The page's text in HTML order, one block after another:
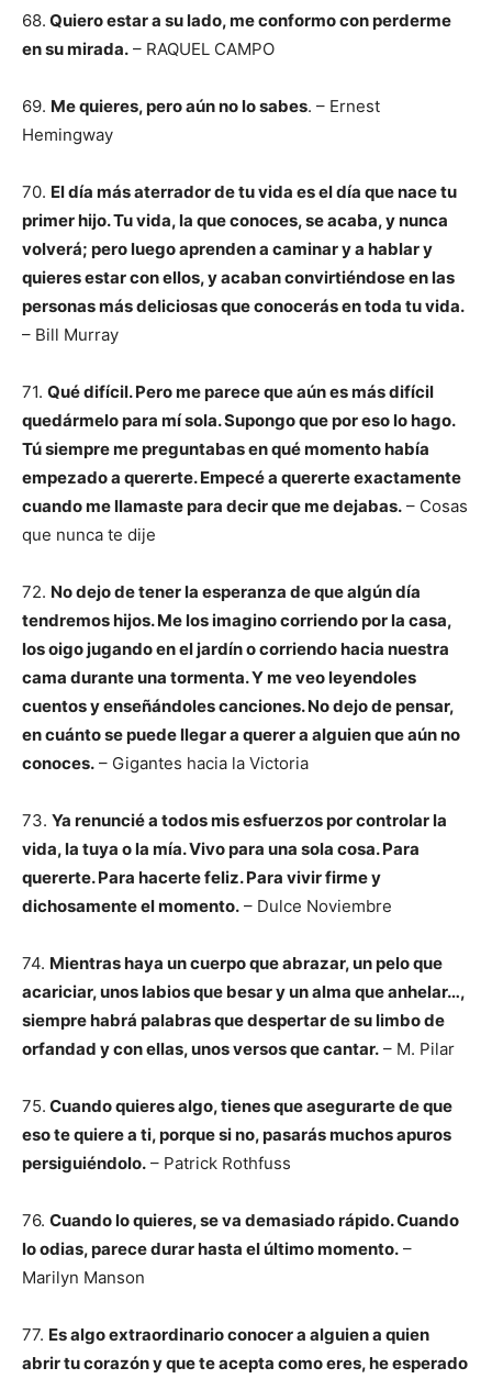
68. Quiero estar a su lado, me conformo con perderme
en su mirada. – RAQUEL CAMPO
69. Me quieres, pero aún no lo sabes. – Ernest
Hemingway
70. El día más aterrador de tu vida es el día que nace tu
primer hijo. Tu vida, la que conoces, se acaba, y nunca
volverá; pero luego aprenden a caminar y a hablar y
quieres estar con ellos, y acaban convirtiéndose en las
personas más deliciosas que conocerás en toda tu vida.
– Bill Murray
71. Qué difícil. Pero me parece que aún es más difícil
quedármelo para mí sola. Supongo que por eso lo hago.
Tú siempre me preguntabas en qué momento había
empezado a quererte. Empecé a quererte exactamente
cuando me llamaste para decir que me dejabas. – Cosas
que nunca te dije
72. No dejo de tener la esperanza de que algún día
tendremos hijos. Me los imagino corriendo por la casa,
los oigo jugando en el jardín o corriendo hacia nuestra
cama durante una tormenta. Y me veo leyendoles
cuentos y enseñándoles canciones. No dejo de pensar,
en cuánto se puede llegar a querer a alguien que aún no
conoces. – Gigantes hacia la Victoria
73. Ya renuncié a todos mis esfuerzos por controlar la
vida, la tuya o la mía. Vivo para una sola cosa. Para
quererte. Para hacerte feliz. Para vivir firme y
dichosamente el momento. – Dulce Noviembre
74. Mientras haya un cuerpo que abrazar, un pelo que
acariciar, unos labios que besar y un alma que anhelar…,
siempre habrá palabras que despertar de su limbo de
orfandad ycon ellas, unos versos que cantar. – M. Pilar
75. Cuando quieres algo, tienes que asegurarte de que
eso te quiere a ti, porque si no, pasarás muchos apuros
persiguiéndolo. – Patrick Rothfuss
76. Cuando lo quieres, se va demasiado rápido. Cuando
lo odias, parece durar hasta el último momento. –
Marilyn Manson
77. Es algo extraordinario conocer a alguien a quien
abrir tu corazón y que te acepta como eres, he esperado